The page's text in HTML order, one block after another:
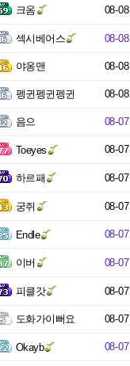
크옴 08-08
섹시베어스 08-08
야옹맨 08-08
펭귄펭귄펭귄 08-08
음으 08-07
Toeyes 08-07
하르패 08-07
궁쥐 08-07
Endle 08-07
이버 08-07
피클갓 08-07
도화가이뻐요 08-07
Okayb 08-07